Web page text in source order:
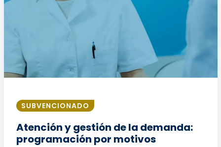
SUBVENCIONADO
Atención y gestión de la demanda:
programación por motivos